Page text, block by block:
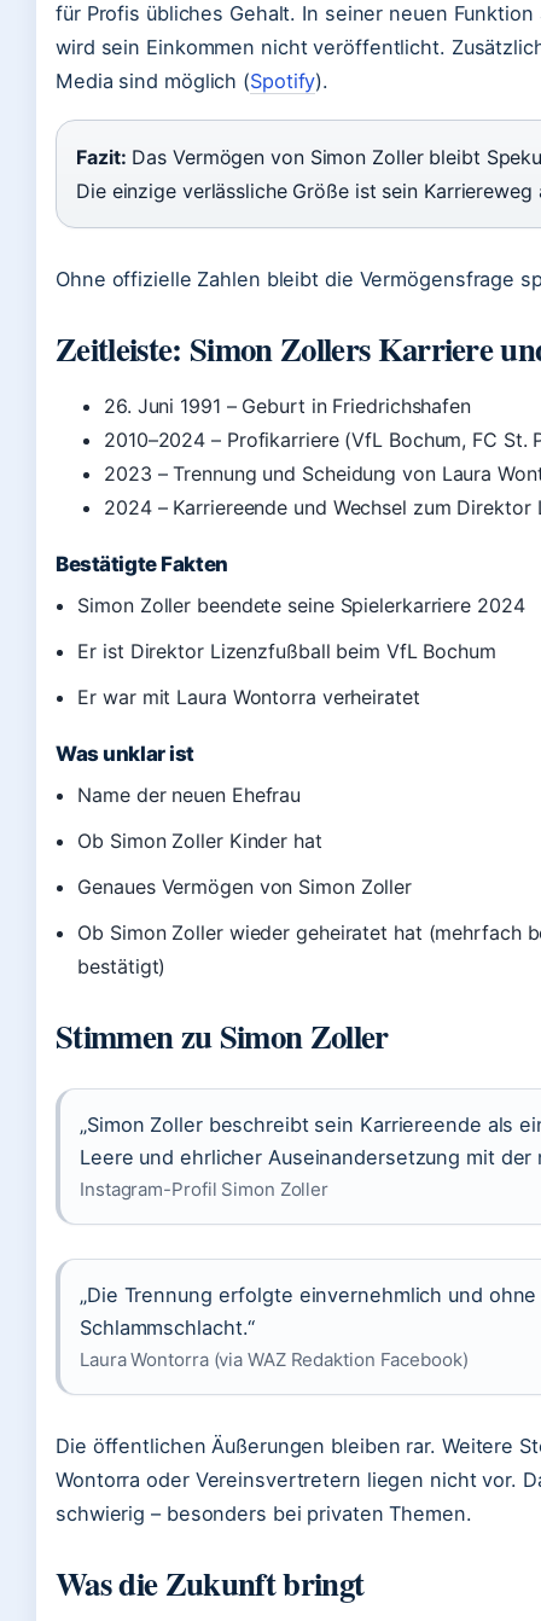
für Profis übliches Gehalt. In seiner neuen
wird sein Einkommen nicht veröffentlicht.
Media sind möglich (Spotify).
Fazit: Das Vermögen von Simon Zoller bleibt
Die einzige verlässliche Größe ist sein Karriereweg
Ohne offizielle Zahlen bleibt die Vermögensfrage
Zeitleiste: Simon Zollers Karriere
26. Juni 1991 – Geburt in Friedrichshafen
2010–2024 – Profikarriere (VfL Bochum, FC St.
2023 – Trennung und Scheidung von Laura
2024– Karriereende und Wechsel zum Direktor
Bestätigte Fakten
Simon Zoller beendete seine Spielerkarriere 2024
Er ist Direktor Lizenzfußball beim VfL Bochum
Er war mit Laura Wontorra verheiratet
Was unklar ist
Name der neuen Ehefrau
Ob Simon Zoller Kinder hat
Genaues Vermögen von Simon Zoller
Ob Simon Zoller wieder geheiratet hat (mehrfach
bestätigt)
Stimmen zu Simon Zoller
„Simon Zoller beschreibt sein Karriereende als
Leere und ehrlicher Auseinandersetzung mit der
Instagram-Profil Simon Zoller
„Die Trennung erfolgte einvernehmlich und
Schlammschlacht.“
Laura Wontorra (via WAZ Redaktion Facebook)
Die öffentlichen Äußerungen bleiben rar. Weitere
Wontorra oder Vereinsvertretern liegen nicht vor.
schwierig – besonders bei privaten Themen.
Was die Zukunft bringt